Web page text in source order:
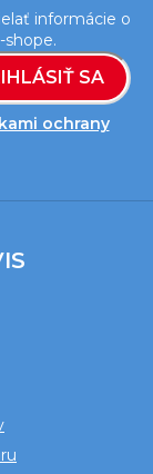
informácie o
ochrany
SA